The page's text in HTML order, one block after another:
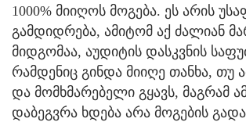
1000% მიიღოს მოგება. ეს არის
გამდიდრება, ამიტომ აქ ძალიან
მიდგომაა, აუდიტის დასკვნის
რამდენიც გინდა მიიღე თანხა, თუ
და მომხმარებელი გყავს, მაგრამ
დაბეგვრა ხდება არა მოგების